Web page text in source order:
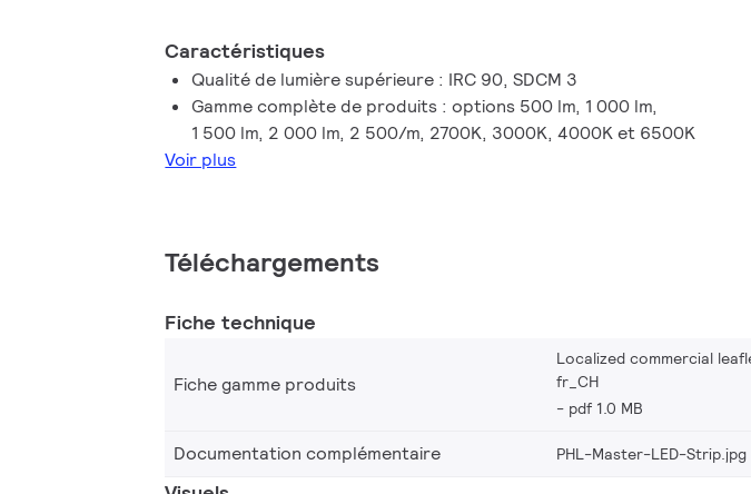
Caractéristiques
Qualité de lumière supérieure : IRC 90, SDCM 3
Gamme complète de produits : options 500 lm, 1 000 lm,
1 500 lm, 2 000 lm, 2 500/m, 2700K, 3000K, 4000K et 6500K
Voir plus
Téléchargements
Fiche technique
Fiche gamme produits
Localized commercial
fr_CH
pdf 1.0 MB
Documentation complémentaire PHL-Master-LED-Strip.jpg